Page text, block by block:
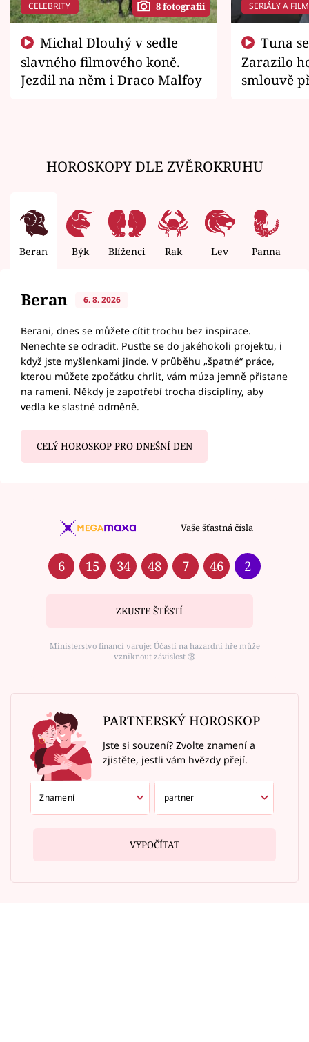
CELEBRITY 8 fotografií
slavného filmového koně.
Jezdil na něm i Draco Malfoy
SERIÁLY A
Zarazilo
smlouvě
HOROSKOPY DLE ZVĚROKRUHU
Beran Býk Blíženci Rak Lev Panna
Beran 6. 8. 2026
Berani, dnes se můžete cítit trochu bez inspirace.
Nenechte se odradit. Pusťte se do jakéhokoli projektu, i
když jste myšlenkami jinde. V průběhu „špatné“ práce,
kterou můžete zpočátku chrlit, vám múza jemně přistane
na rameni. Někdy je zapotřebí trocha disciplíny, aby
vedla ke slastné odměně.
CELÝ HOROSKOP PRO DNEŠNÍ DEN
Vaše šťastná čísla
6 15 34 48 7 46 2
ZKUSTE ŠTĚSTÍ
Ministerstvo financí varuje: Účastí na hazardní hře může
vzniknout závislost ⑱
PARTNERSKÝ HOROSKOP
Jste si souzení? Zvolte znamení a
zjistěte, jestli vám hvězdy přejí.
VYPOČÍTAT